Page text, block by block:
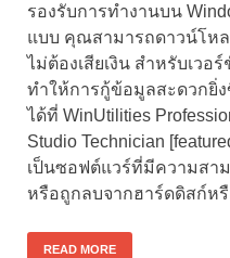
รองรับการทำงานบน
แบบ คุณสามารถดาวน์โหล
ไม่ต้องเสียเงิน สำหรับเว
ทำให้การกู้ข้อมูลสะดวกยิ่
ได้ที่ WinUtilities
Studio Technician
เป็นซอฟต์แวร์ที่มีความสา
หรือถูกลบจากฮาร์ดดิสก์ห
READ MORE